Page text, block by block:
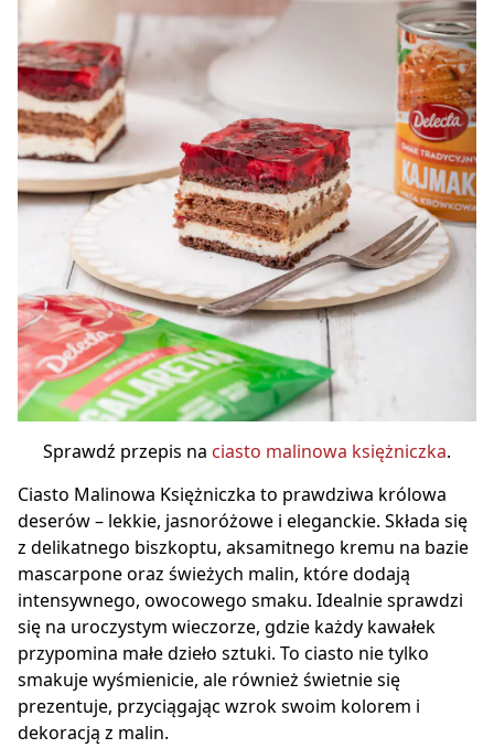
Sprawdź przepis na ciasto malinowa księżniczka.
Ciasto Malinowa Księżniczka to prawdziwa królowa
deserów – lekkie, jasnoróżowe i eleganckie. Składa się
z delikatnego biszkoptu, aksamitnego kremu na bazie
mascarpone oraz świeżych malin, które dodają
intensywnego, owocowego smaku. Idealnie sprawdzi
się na uroczystym wieczorze, gdzie każdy kawałek
przypomina małe dzieło sztuki. To ciasto nie tylko
smakuje wyśmienicie, ale również świetnie się
prezentuje, przyciągając wzrok swoim kolorem i
dekoracją z malin.